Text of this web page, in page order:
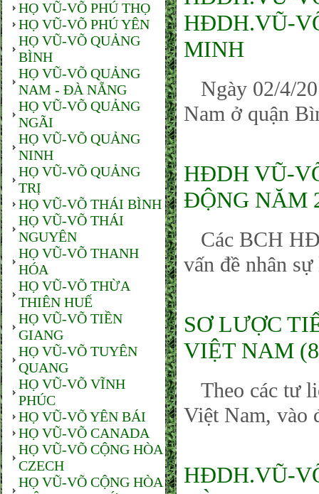
HỌ VŨ-VÕ PHÚ THỌ
HỌ VŨ-VÕ PHÚ YÊN
HỌ VŨ-VÕ QUẢNG
BÌNH
HỌ VŨ-VÕ QUẢNG
NAM - ĐÀ NẴNG
HỌ VŨ-VÕ QUẢNG
NGÃI
HỌ VŨ-VÕ QUẢNG
NINH
HỌ VŨ-VÕ QUẢNG
TRỊ
HỌ VŨ-VÕ THÁI BÌNH
HỌ VŨ-VÕ THÁI
NGUYÊN
HỌ VŨ-VÕ THANH
HÓA
HỌ VŨ-VÕ THỪA
THIÊN HUẾ
HỌ VŨ-VÕ TIỀN
GIANG
HỌ VŨ-VÕ TUYÊN
QUANG
HỌ VŨ-VÕ VĨNH
PHÚC
HỌ VŨ-VÕ YÊN BÁI
HỌ VŨ-VÕ CANADA
HỌ VŨ-VÕ CỘNG HÒA
CZECH
HỌ VŨ-VÕ CỘNG HÒA
HĐDH.VŨ-
MINH
Ngày 02/4/
Nam ở quận
HĐDH VŨ-
ĐỘNG NĂM
Các BCH
vấn đề nhân
SƠ LƯỢC
VIỆT NAM
Theo các tư
Việt Nam, vào
HĐDH.VŨ-